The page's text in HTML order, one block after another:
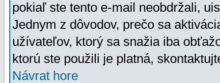
pokiaľ ste tento e-mail neobdržali,
Jednym z dôvodov, prečo sa
užívateľov, ktorý sa snažia iba
ktorú ste použili je platná,
Návrat hore